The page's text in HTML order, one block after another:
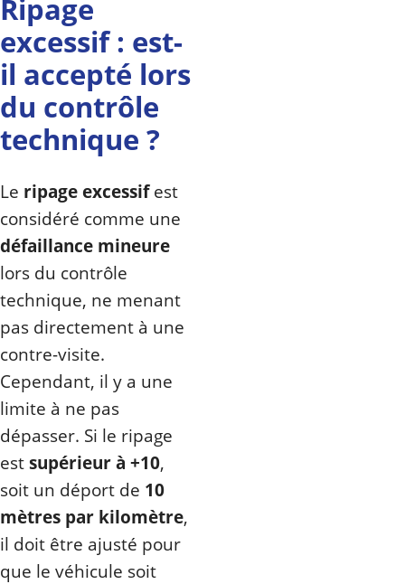
Ripage
excessif : est-
il accepté lors
du contrôle
technique ?
Le ripage excessifest
considéré comme une
défaillance mineure
lors du contrôle
technique, ne menant
pas directement à une
contre-visite.
Cependant, il y a une
limite à ne pas
dépasser. Si le ripage
estsupérieur à +10,
soit un déport de 10
mètres par kilomètre,
il doit être ajusté pour
que le véhicule soit